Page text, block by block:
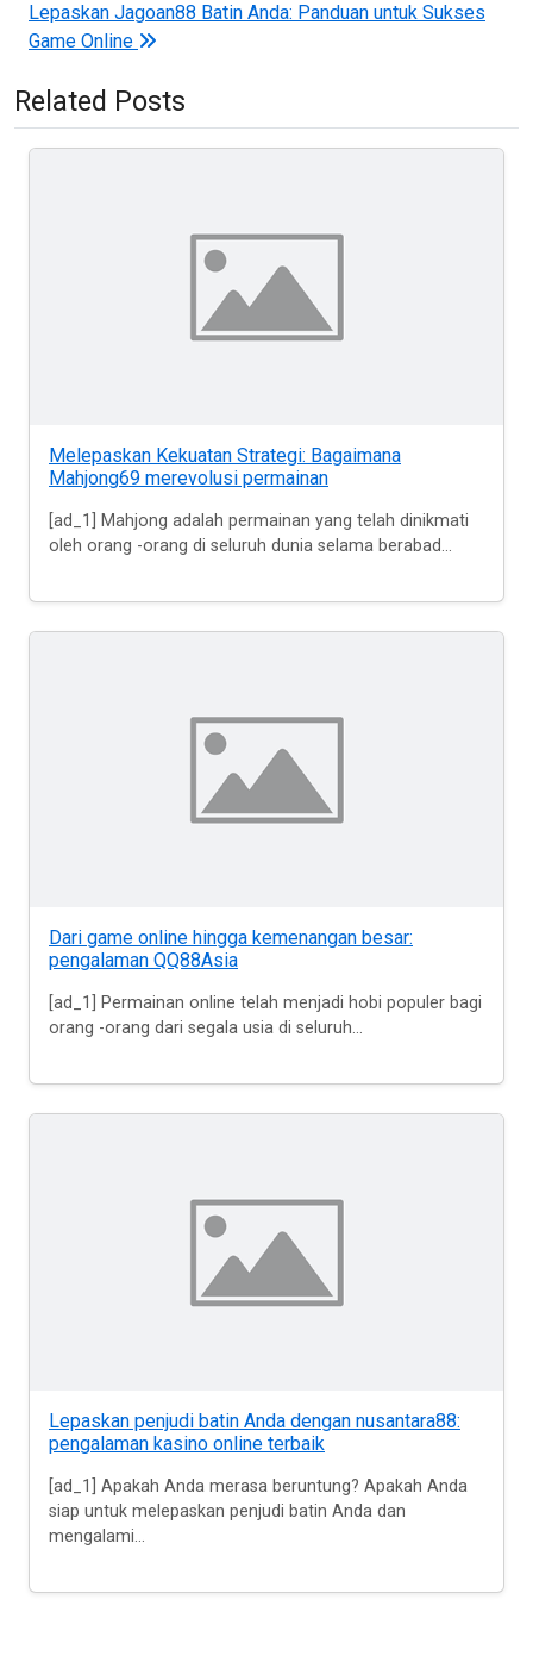
Lepaskan Jagoan88 Batin Anda: Panduan untuk Sukses
Game Online
Related Posts
Melepaskan Kekuatan Strategi: Bagaimana
Mahjong69 merevolusi permainan
[ad_1] Mahjong adalah permainan yang telah dinikmati
oleh orang -orang di seluruh dunia selama berabad...
Dari game online hingga kemenangan besar:
pengalaman QQ88Asia
[ad_1] Permainan online telah menjadi hobi populer bagi
orang -orang dari segala usia di seluruh...
Lepaskan penjudi batin Anda dengan nusantara88:
pengalaman kasino online terbaik
[ad_1] Apakah Anda merasa beruntung? Apakah Anda
siap untuk melepaskan penjudi batin Anda dan
mengalami...